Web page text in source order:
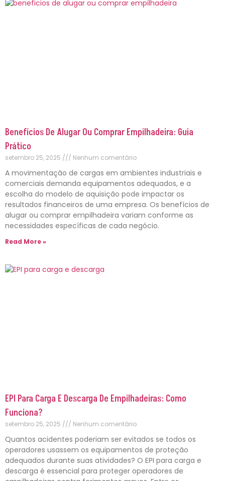
Benefícios De Alugar Ou Comprar Empilhadeira: Guia
Prático
setembro 25, 2025 Nenhum comentário
A movimentação de cargas em ambientes industriais e
comerciais demanda equipamentos adequados, e a
escolha do modelo de aquisição pode impactar os
resultados financeiros de uma empresa. Os benefícios de
alugar ou comprar empilhadeira variam conforme as
necessidades específicas de cada negócio.
Read More »
EPI Para Carga E Descarga De Empilhadeiras: Como
Funciona?
setembro 25, 2025 Nenhum comentário
Quantos acidentes poderiam ser evitados se todos os
operadores usassem os equipamentos de proteção
adequados durante suas atividades? O EPI para carga e
descarga é essencial para proteger operadores de